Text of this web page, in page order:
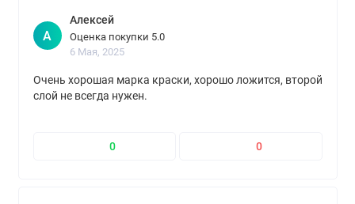
А
Алексей
Оценка покупки 5.0
6 Мая, 2025
Очень хорошая марка краски, хорошо ложится, второй
слой не всегда нужен.
0 0